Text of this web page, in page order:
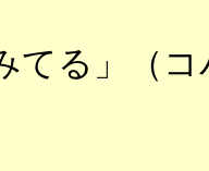
てる」（